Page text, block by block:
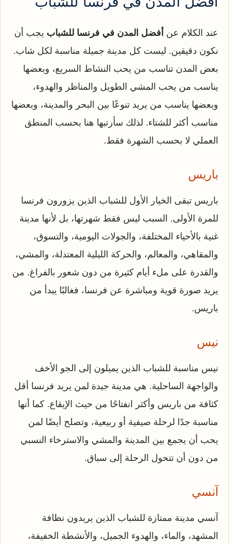
عند الكلام عن أفضل المدن في فرنسا للشباب يجب أن
نكون دقيقين. ليست كل مدينة جميلة مناسبة لكل شاب.
بعض المدن تناسب من يحب النشاط السريع، وبعضها
يناسب من يحب المشي الطويل والمناظر والهدوء،
وبعضها يناسب من يريد تنوعًا بين البحر والمدينة، وبعضها
مناسب أكثر للشتاء. لذلك سأرتبها هنا بحسب المنطق
العملي لا بحسب الشهرة فقط.
باريس
باريس تبقى الخيار الأول للشباب الذين يزورون فرنسا
للمرة الأولى. السبب ليس فقط شهرتها، بل لأنها مدينة
غنية بالأحياء المختلفة، والجولات اليومية، والتسوق،
والمقاهي، والمعالم، والحركة الليلية المعتدلة، والمشي،
والقدرة على ملء أيام كثيرة من دون شعور بالفراغ. من
يريد صورة قوية ومباشرة عن فرنسا، فغالبًا يبدأ من
باريس.
نيس
نيس مناسبة للشباب الذين يميلون إلى الجو الأخف
والواجهة الساحلية. هي مدينة جيدة لمن يريد فرنسا أقل
كثافة من باريس وأكثر انفتاحًا من حيث الإيقاع. كما أنها
مناسبة جدًا لرحلة صيفية أو ربيعية، وتصلح أيضًا لمن
يحب أن يجمع بين المدينة والمشي والاسترخاء النسبي
من دون أن تتحول الرحلة إلى سباق.
آنسي
آنسي مدينة ممتازة للشباب الذين يريدون نظافة
المشهد، والماء، والهدوء الجميل، والأنشطة الخفيفة،